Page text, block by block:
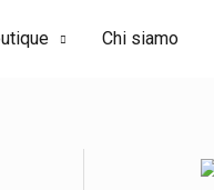
Chi siamo